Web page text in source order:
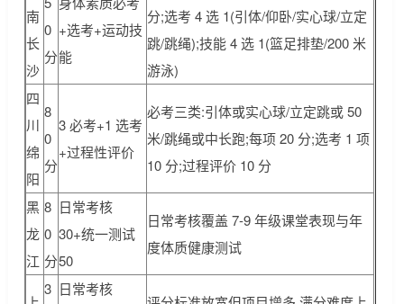
南
长
沙
0
分
+选考+运动技
能
分;选考 4 选 1(引体/仰卧/实心球/立定
跳/跳绳);技能 4 选 1(篮足排垫/200 米
游泳)
四
川
绵
阳
8
0
分
3 必考+1 选考
+过程性评价
必考三类:引体或实心球/立定跳或 50
米/跳绳或中长跑;每项 20 分;选考 1 项
10 分;过程评价 10 分
黑
龙
江
8
0
分
日常考核
30+统一测试
50
日常考核覆盖 7-9 年级课堂表现与年
度体质健康测试
3 日常考核